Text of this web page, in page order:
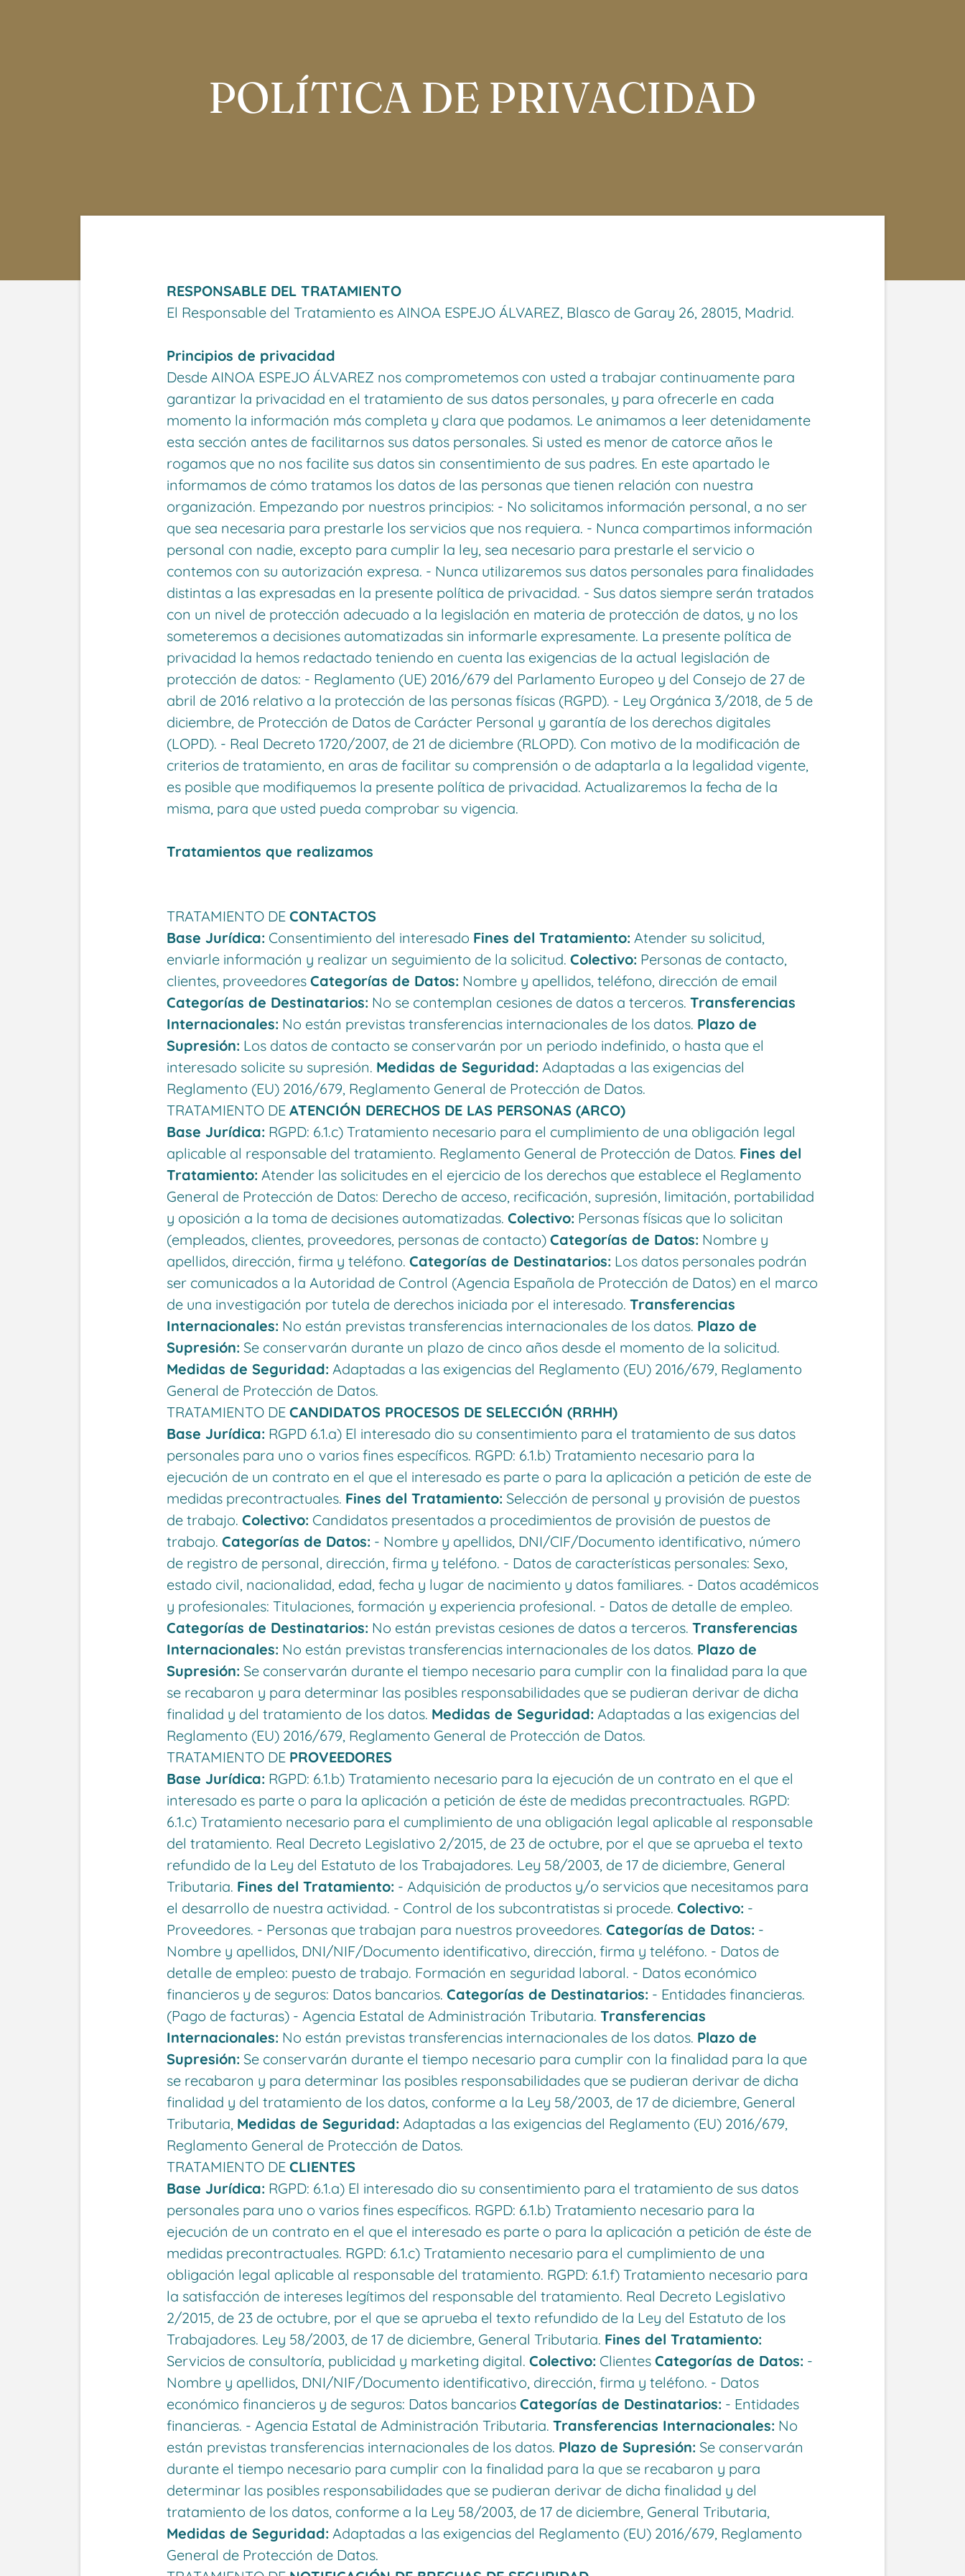
POLÍTICA DE PRIVACIDAD
RESPONSABLE DEL TRATAMIENTO
El Responsable del Tratamiento es AINOA ESPEJO ÁLVAREZ, Blasco de Garay 26, 28015, Madrid.
Principios de privacidad
Desde AINOA ESPEJO ÁLVAREZ nos comprometemos con usted a trabajar continuamente para
garantizar la privacidad en el tratamiento de sus datos personales, y para ofrecerle en cada
momento la información más completa y clara que podamos. Le animamos a leer detenidamente
esta sección antes de facilitarnos sus datos personales. Si usted es menor de catorce años le
rogamos que no nos facilite sus datos sin consentimiento de sus padres. En este apartado le
informamos de cómo tratamos los datos de las personas que tienen relación con nuestra
organización. Empezando por nuestros principios: - No solicitamos información personal, a no ser
que sea necesaria para prestarle los servicios que nos requiera. - Nunca compartimos información
personal con nadie, excepto para cumplir la ley, sea necesario para prestarle el servicio o
contemos con su autorización expresa. - Nunca utilizaremos sus datos personales para finalidades
distintas a las expresadas en la presente política de privacidad. - Sus datos siempre serán tratados
con un nivel de protección adecuado a la legislación en materia de protección de datos, y no los
someteremos a decisiones automatizadas sin informarle expresamente. La presente política de
privacidad la hemos redactado teniendo en cuenta las exigencias de la actual legislación de
protección de datos: - Reglamento (UE) 2016/679 del Parlamento Europeo y del Consejo de 27 de
abril de 2016 relativo a la protección de las personas físicas (RGPD). - Ley Orgánica 3/2018, de 5 de
diciembre, de Protección de Datos de Carácter Personal y garantía de los derechos digitales
(LOPD). - Real Decreto 1720/2007, de 21 de diciembre (RLOPD). Con motivo de la modificación de
criterios de tratamiento, en aras de facilitar su comprensión o de adaptarla a la legalidad vigente,
es posible que modifiquemos la presente política de privacidad. Actualizaremos la fecha de la
misma, para que usted pueda comprobar su vigencia.
Tratamientos que realizamos
TRATAMIENTO DE CONTACTOS
Base Jurídica: Consentimiento del interesado Fines del Tratamiento: Atender su solicitud,
enviarle información y realizar un seguimiento de la solicitud. Colectivo: Personas de contacto,
clientes, proveedores Categorías de Datos: Nombre y apellidos, teléfono, dirección de email
Categorías de Destinatarios: No se contemplan cesiones de datos a terceros. Transferencias
Internacionales: No están previstas transferencias internacionales de los datos. Plazo de
Supresión: Los datos de contacto se conservarán por un periodo indefinido, o hasta que el
interesado solicite su supresión. Medidas de Seguridad: Adaptadas a las exigencias del
Reglamento (EU) 2016/679, Reglamento General de Protección de Datos.
TRATAMIENTO DE ATENCIÓN DERECHOS DE LAS PERSONAS (ARCO)
Base Jurídica: RGPD: 6.1.c) Tratamiento necesario para el cumplimiento de una obligación legal
aplicable al responsable del tratamiento. Reglamento General de Protección de Datos. Fines del
Tratamiento: Atender las solicitudes en el ejercicio de los derechos que establece el Reglamento
General de Protección de Datos: Derecho de acceso, recificación, supresión, limitación, portabilidad
y oposición a la toma de decisiones automatizadas. Colectivo: Personas físicas que lo solicitan
(empleados, clientes, proveedores, personas de contacto) Categorías de Datos: Nombre y
apellidos, dirección, firma y teléfono. Categorías de Destinatarios: Los datos personales podrán
ser comunicados a la Autoridad de Control (Agencia Española de Protección de Datos) en el marco
de una investigación por tutela de derechos iniciada por el interesado. Transferencias
Internacionales: No están previstas transferencias internacionales de los datos. Plazo de
Supresión: Se conservarán durante un plazo de cinco años desde el momento de la solicitud.
Medidas de Seguridad: Adaptadas a las exigencias del Reglamento (EU) 2016/679, Reglamento
General de Protección de Datos.
TRATAMIENTO DE CANDIDATOS PROCESOS DE SELECCIÓN (RRHH)
Base Jurídica: RGPD 6.1.a) El interesado dio su consentimiento para el tratamiento de sus datos
personales para uno o varios fines específicos. RGPD: 6.1.b) Tratamiento necesario para la
ejecución de un contrato en el que el interesado es parte o para la aplicación a petición de este de
medidas precontractuales. Fines del Tratamiento: Selección de personal y provisión de puestos
de trabajo. Colectivo: Candidatos presentados a procedimientos de provisión de puestos de
trabajo. Categorías de Datos: - Nombre y apellidos, DNI/CIF/Documento identificativo, número
de registro de personal, dirección, firma y teléfono. - Datos de características personales: Sexo,
estado civil, nacionalidad, edad, fecha y lugar de nacimiento y datos familiares. - Datos académicos
y profesionales: Titulaciones, formación y experiencia profesional. - Datos de detalle de empleo.
Categorías de Destinatarios: No están previstas cesiones de datos a terceros. Transferencias
Internacionales: No están previstas transferencias internacionales de los datos. Plazo de
Supresión: Se conservarán durante el tiempo necesario para cumplir con la finalidad para la que
se recabaron y para determinar las posibles responsabilidades que se pudieran derivar de dicha
finalidad y del tratamiento de los datos. Medidas de Seguridad: Adaptadas a las exigencias del
Reglamento (EU) 2016/679, Reglamento General de Protección de Datos.
TRATAMIENTO DE PROVEEDORES
Base Jurídica: RGPD: 6.1.b) Tratamiento necesario para la ejecución de un contrato en el que el
interesado es parte o para la aplicación a petición de éste de medidas precontractuales. RGPD:
6.1.c) Tratamiento necesario para el cumplimiento de una obligación legal aplicable al responsable
del tratamiento. Real Decreto Legislativo 2/2015, de 23 de octubre, por el que se aprueba el texto
refundido de la Ley del Estatuto de los Trabajadores. Ley 58/2003, de 17 de diciembre, General
Tributaria. Fines del Tratamiento: - Adquisición de productos y/o servicios que necesitamos para
el desarrollo de nuestra actividad. - Control de los subcontratistas si procede. Colectivo: -
Proveedores. - Personas que trabajan para nuestros proveedores. Categorías de Datos: -
Nombre y apellidos, DNI/NIF/Documento identificativo, dirección, firma y teléfono. - Datos de
detalle de empleo: puesto de trabajo. Formación en seguridad laboral. - Datos económico
financieros y de seguros: Datos bancarios. Categorías de Destinatarios: - Entidades financieras.
(Pago de facturas) - Agencia Estatal de Administración Tributaria. Transferencias
Internacionales: No están previstas transferencias internacionales de los datos. Plazo de
Supresión: Se conservarán durante el tiempo necesario para cumplir con la finalidad para la que
se recabaron y para determinar las posibles responsabilidades que se pudieran derivar de dicha
finalidad y del tratamiento de los datos, conforme a la Ley 58/2003, de 17 de diciembre, General
Tributaria, Medidas de Seguridad: Adaptadas a las exigencias del Reglamento (EU) 2016/679,
Reglamento General de Protección de Datos.
TRATAMIENTO DE CLIENTES
Base Jurídica: RGPD: 6.1.a) El interesado dio su consentimiento para el tratamiento de sus datos
personales para uno o varios fines específicos. RGPD: 6.1.b) Tratamiento necesario para la
ejecución de un contrato en el que el interesado es parte o para la aplicación a petición de éste de
medidas precontractuales. RGPD: 6.1.c) Tratamiento necesario para el cumplimiento de una
obligación legal aplicable al responsable del tratamiento. RGPD: 6.1.f) Tratamiento necesario para
la satisfacción de intereses legítimos del responsable del tratamiento. Real Decreto Legislativo
2/2015, de 23 de octubre, por el que se aprueba el texto refundido de la Ley del Estatuto de los
Trabajadores. Ley 58/2003, de 17 de diciembre, General Tributaria. Fines del Tratamiento:
Servicios de consultoría, publicidad y marketing digital. Colectivo: Clientes Categorías de Datos: -
Nombre y apellidos, DNI/NIF/Documento identificativo, dirección, firma y teléfono. - Datos
económico financieros y de seguros: Datos bancarios Categorías de Destinatarios: - Entidades
financieras. - Agencia Estatal de Administración Tributaria. Transferencias Internacionales: No
están previstas transferencias internacionales de los datos. Plazo de Supresión: Se conservarán
durante el tiempo necesario para cumplir con la finalidad para la que se recabaron y para
determinar las posibles responsabilidades que se pudieran derivar de dicha finalidad y del
tratamiento de los datos, conforme a la Ley 58/2003, de 17 de diciembre, General Tributaria,
Medidas de Seguridad: Adaptadas a las exigencias del Reglamento (EU) 2016/679, Reglamento
General de Protección de Datos.